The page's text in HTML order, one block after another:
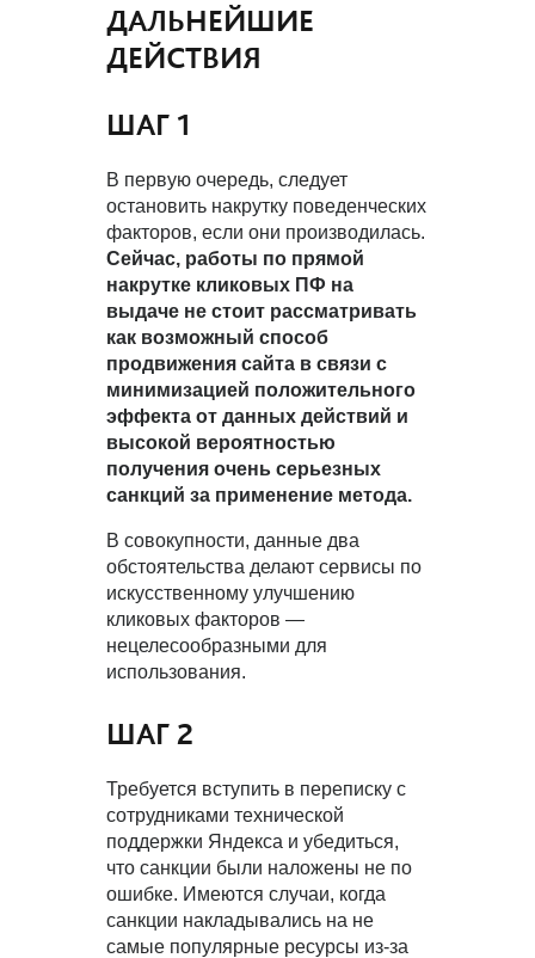
ДАЛЬНЕЙШИЕ
ДЕЙСТВИЯ
ШАГ 1
В первую очередь, следует
остановить накрутку поведенческих
факторов, если они производилась.
Сейчас, работы по прямой
накрутке кликовых ПФ на
выдаче не стоит рассматривать
как возможный способ
продвижения сайта в связи с
минимизацией положительного
эффекта от данных действий и
высокой вероятностью
получения очень серьезных
санкций за применение метода.
В совокупности, данные два
обстоятельства делают сервисы по
искусственному улучшению
кликовых факторов —
нецелесообразными для
использования.
ШАГ 2
Требуется вступить в переписку с
сотрудниками технической
поддержки Яндекса и убедиться,
что санкции были наложены не по
ошибке. Имеются случаи, когда
санкции накладывались на не
самые популярные ресурсы из-за